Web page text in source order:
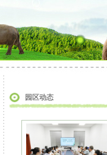
园区动态